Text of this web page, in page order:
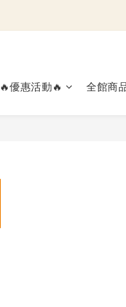
🔥優惠活動🔥 全館商